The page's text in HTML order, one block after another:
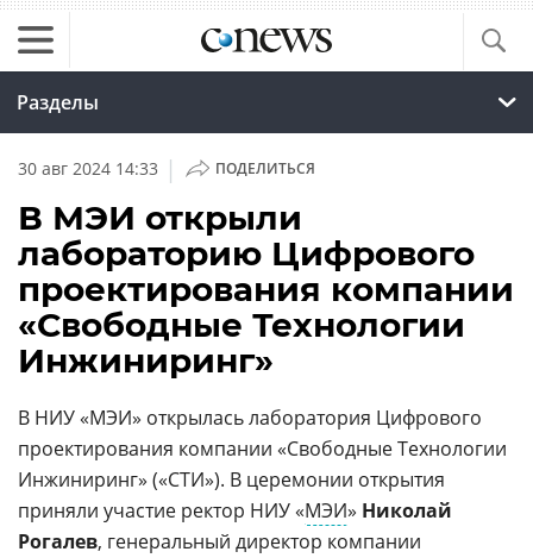
Разделы
30 авг 2024 14:33 | ПОДЕЛИТЬСЯ
В МЭИ открыли
лабораторию Цифрового
проектирования компании
«Свободные Технологии
Инжиниринг»
В НИУ «МЭИ» открылась лаборатория Цифрового
проектирования компании «Свободные Технологии
Инжиниринг» («СТИ»). В церемонии открытия
приняли участие ректор НИУ «МЭИ» Николай
Рогалев, генеральный директор компании